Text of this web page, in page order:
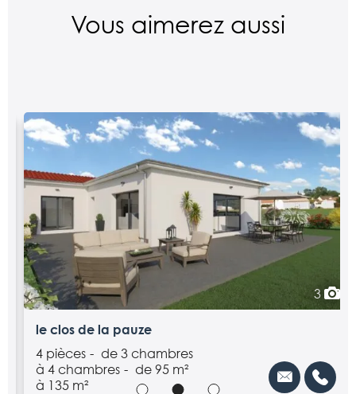
Vous aimerez aussi
3
le clos de la pauze
4 pièces
de 3 chambres
à 4 chambres
de 95 m²
à 135 m²